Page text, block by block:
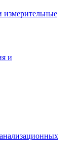
измерительные
и